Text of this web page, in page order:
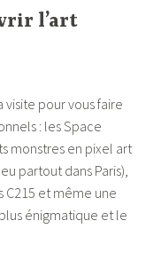
l’art
pour vous faire
: les Space
monstres en pixel art
partout dans Paris),
C215 et même une
énigmatique et le